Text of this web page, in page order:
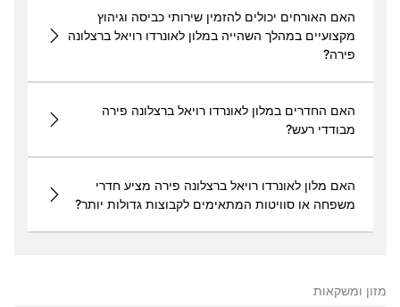
האם האורחים יכולים להזמין שירותי כביסה וגיהוץ
מקצועיים במהלך השהייה במלון לאונרדו רויאל ברצלונה
פירה?
האם החדרים במלון לאונרדו רויאל ברצלונה פירה
מבודדי רעש?
האם מלון לאונרדו רויאל ברצלונה פירה מציע חדרי
משפחה או סוויטות המתאימים לקבוצות גדולות יותר?
מזון ומשקאות